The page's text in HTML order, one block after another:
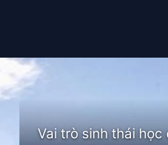
Đang mở
Vai trò sinh thái học